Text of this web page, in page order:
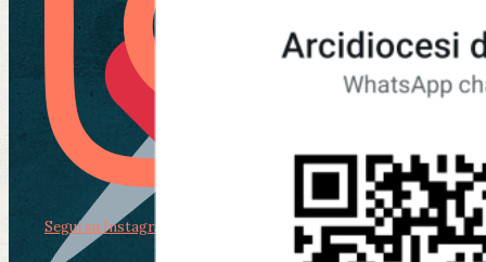
Segui su Instagram